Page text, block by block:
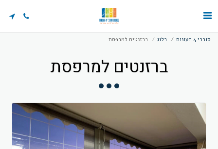
סוככי 4 העונות בלוג ברזנטים למרפסת
ברזנטים למרפסת